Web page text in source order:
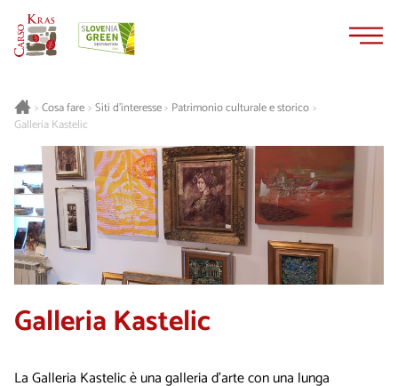
>Cosa fare> Siti d’interesse> Patrimonio culturale e storico>
Galleria Kastelic
Galleria Kastelic
La Galleria Kastelic è una galleria d'arte con una lunga